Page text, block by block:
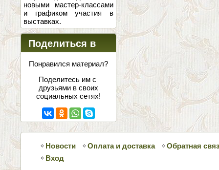
новыми мастер-классами
и графиком участия в
выставках.
Поделиться в
соцсетях
Понравился материал?
Поделитесь им с
друзьями в своих
социальных сетях!
Новости Оплата и доставка
Обратная
Вход